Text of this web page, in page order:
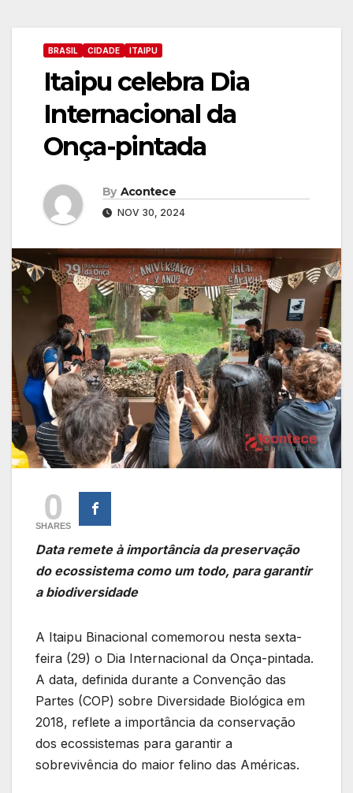
BRASIL CIDADE ITAIPU
Itaipu celebra Dia
Internacional da
Onça-pintada
By Acontece
NOV 30, 2024
0
SHARES
Data remete à importância da preservação
do ecossistema como um todo, para garantir
a biodiversidade
A Itaipu Binacional comemorou nesta sexta-
feira (29) o Dia Internacional da Onça-pintada.
A data, definida durante a Convenção das
Partes (COP) sobre Diversidade Biológica em
2018, reflete a importância da conservação
dos ecossistemas para garantir a
sobrevivência do maior felino das Américas.